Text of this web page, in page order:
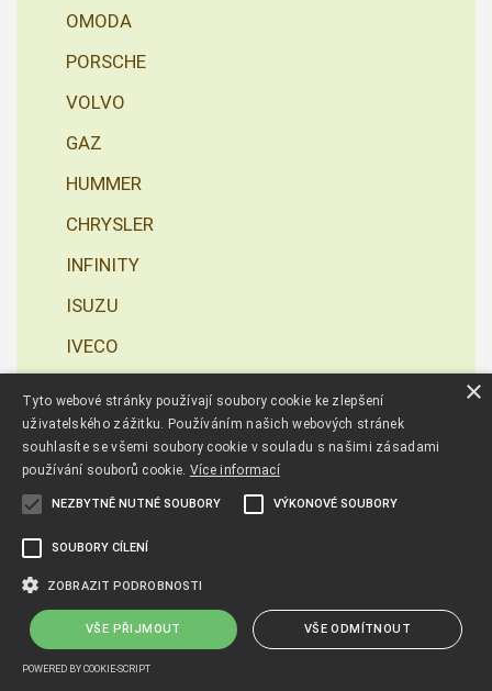
OMODA
PORSCHE
VOLVO
GAZ
HUMMER
CHRYSLER
INFINITY
ISUZU
IVECO
LANCIA
LEXUS
MAN
RENAULT
TOYOTA
LAND ROVER
MERCEDES
×
Tyto webové stránky používají soubory cookie ke zlepšení
uživatelského zážitku. Používáním našich webových stránek
souhlasíte se všemi soubory cookie v souladu s našimi zásadami
používání souborů cookie. Více informací
NEZBYTNĚ NUTNÉ SOUBORY VÝKONOVÉ SOUBORY
SOUBORY CÍLENÍ
ZOBRAZIT PODROBNOSTI
VŠE PŘIJMOUT VŠE ODMÍTNOUT
POWERED BY COOKIE-SCRIPT